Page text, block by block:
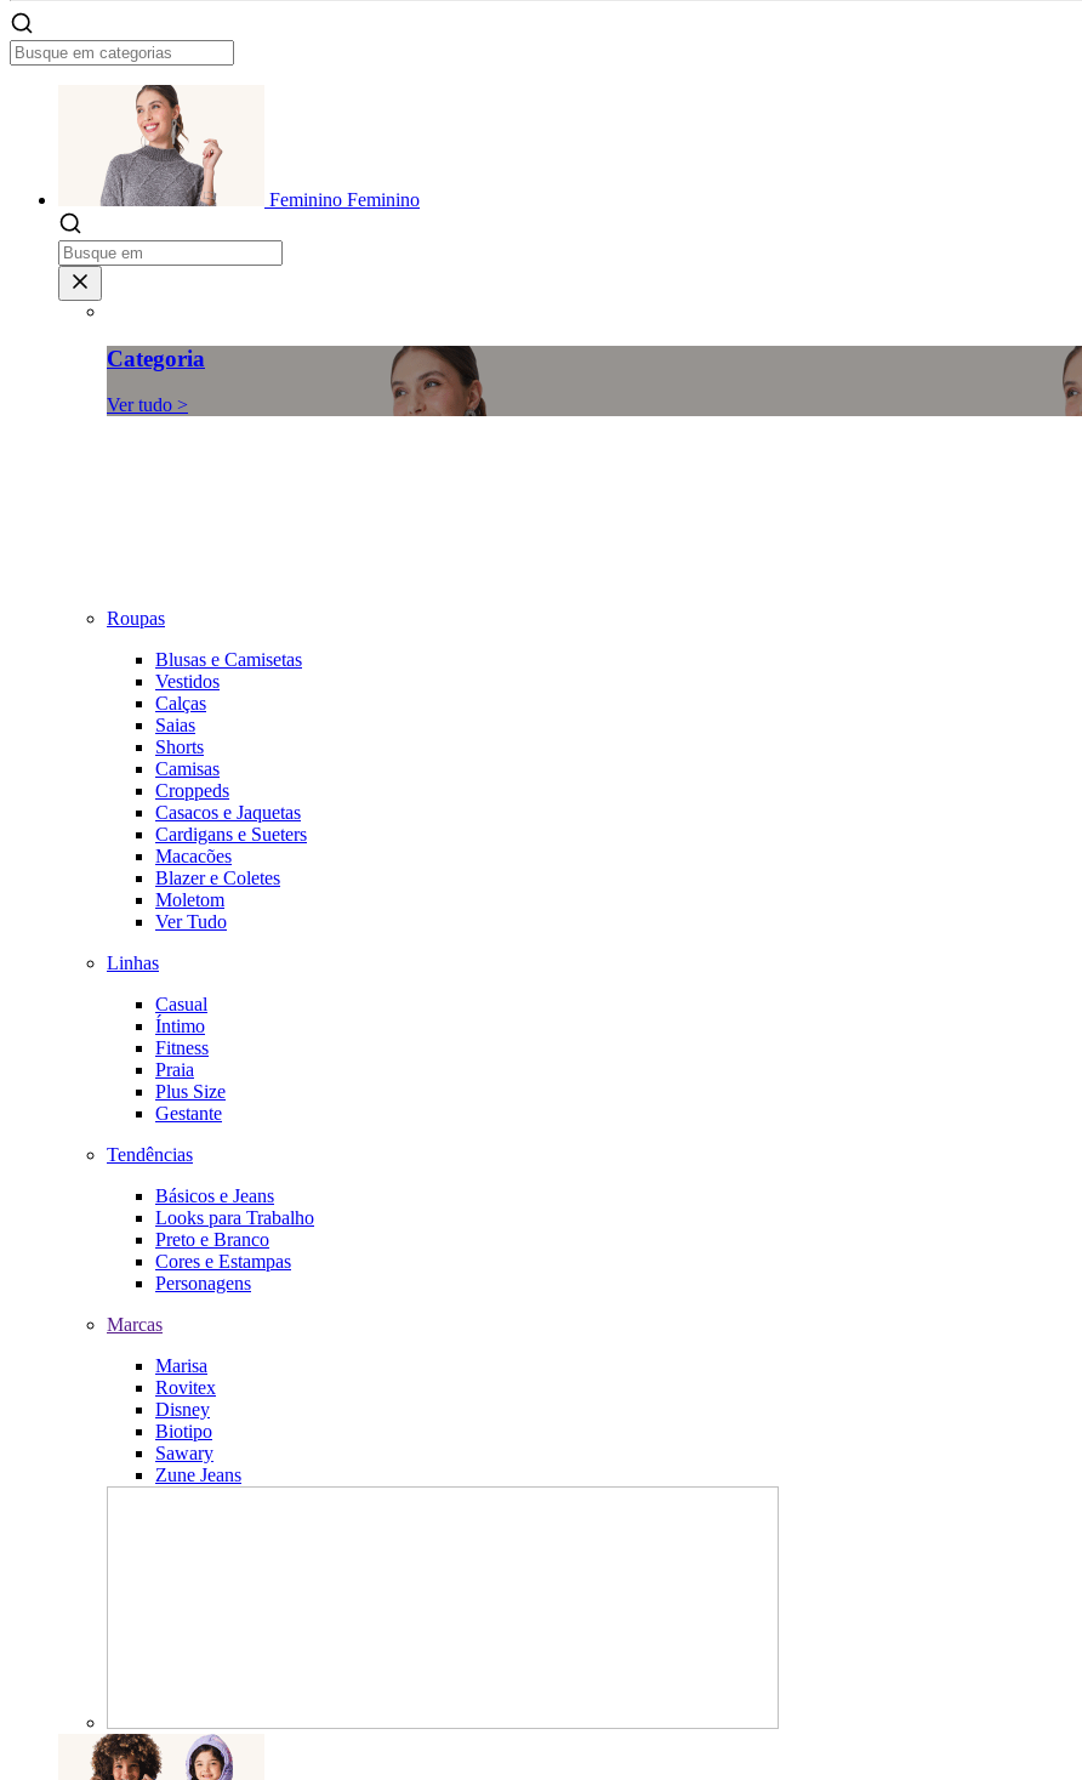
Feminino Feminino
Categoria
Ver tudo >
Roupas
Blusas e Camisetas
Vestidos
Calças
Saias
Shorts
Camisas
Croppeds
Casacos e Jaquetas
Cardigans e Sueters
Macacões
Blazer e Coletes
Moletom
Ver Tudo
Linhas
Casual
Íntimo
Fitness
Praia
Plus Size
Gestante
Tendências
Básicos e Jeans
Looks para Trabalho
Preto e Branco
Cores e Estampas
Personagens
Marcas
Marisa
Rovitex
Disney
Biotipo
Sawary
Zune Jeans